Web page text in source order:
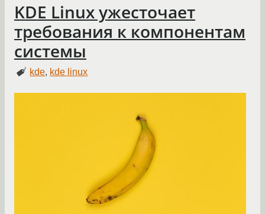
KDE Linux ужесточает
требования к компонентам
системы
kde, kde linux